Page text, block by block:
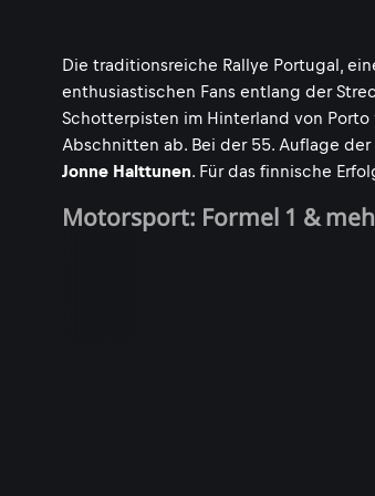
Die traditionsreiche Rallye Portugal,
enthusiastischen Fans entlang der
Schotterpisten im Hinterland von
Abschnitten ab. Bei der 55. Auflage
Jonne Halttunen. Für das finnische
Motorsport: Formel 1 &